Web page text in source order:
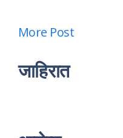
More Post
जाहिरात